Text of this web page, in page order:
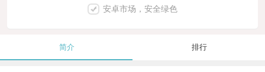
安卓市场，安全绿色
简介 排行